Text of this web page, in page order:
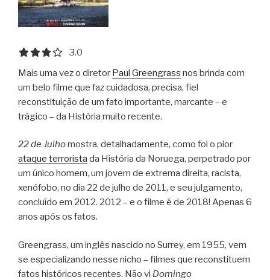
3.0 out of 5.0 stars
3.0
Mais uma vez o diretor Paul Greengrass nos brinda com
um belo filme que faz cuidadosa, precisa, fiel
reconstituição de um fato importante, marcante – e
trágico – da História muito recente.
22 de Julhomostra, detalhadamente, como foi o pior
ataque terrorista da História da Noruega, perpetrado por
um único homem, um jovem de extrema direita, racista,
xenófobo, no dia 22 de julho de 2011, e seu julgamento,
concluído em 2012. 2012 – e o filme é de 2018! Apenas 6
anos após os fatos.
Greengrass, um inglês nascido no Surrey, em 1955, vem
se especializando nesse nicho – filmes que reconstituem
fatos históricos recentes. Não vi Domingo